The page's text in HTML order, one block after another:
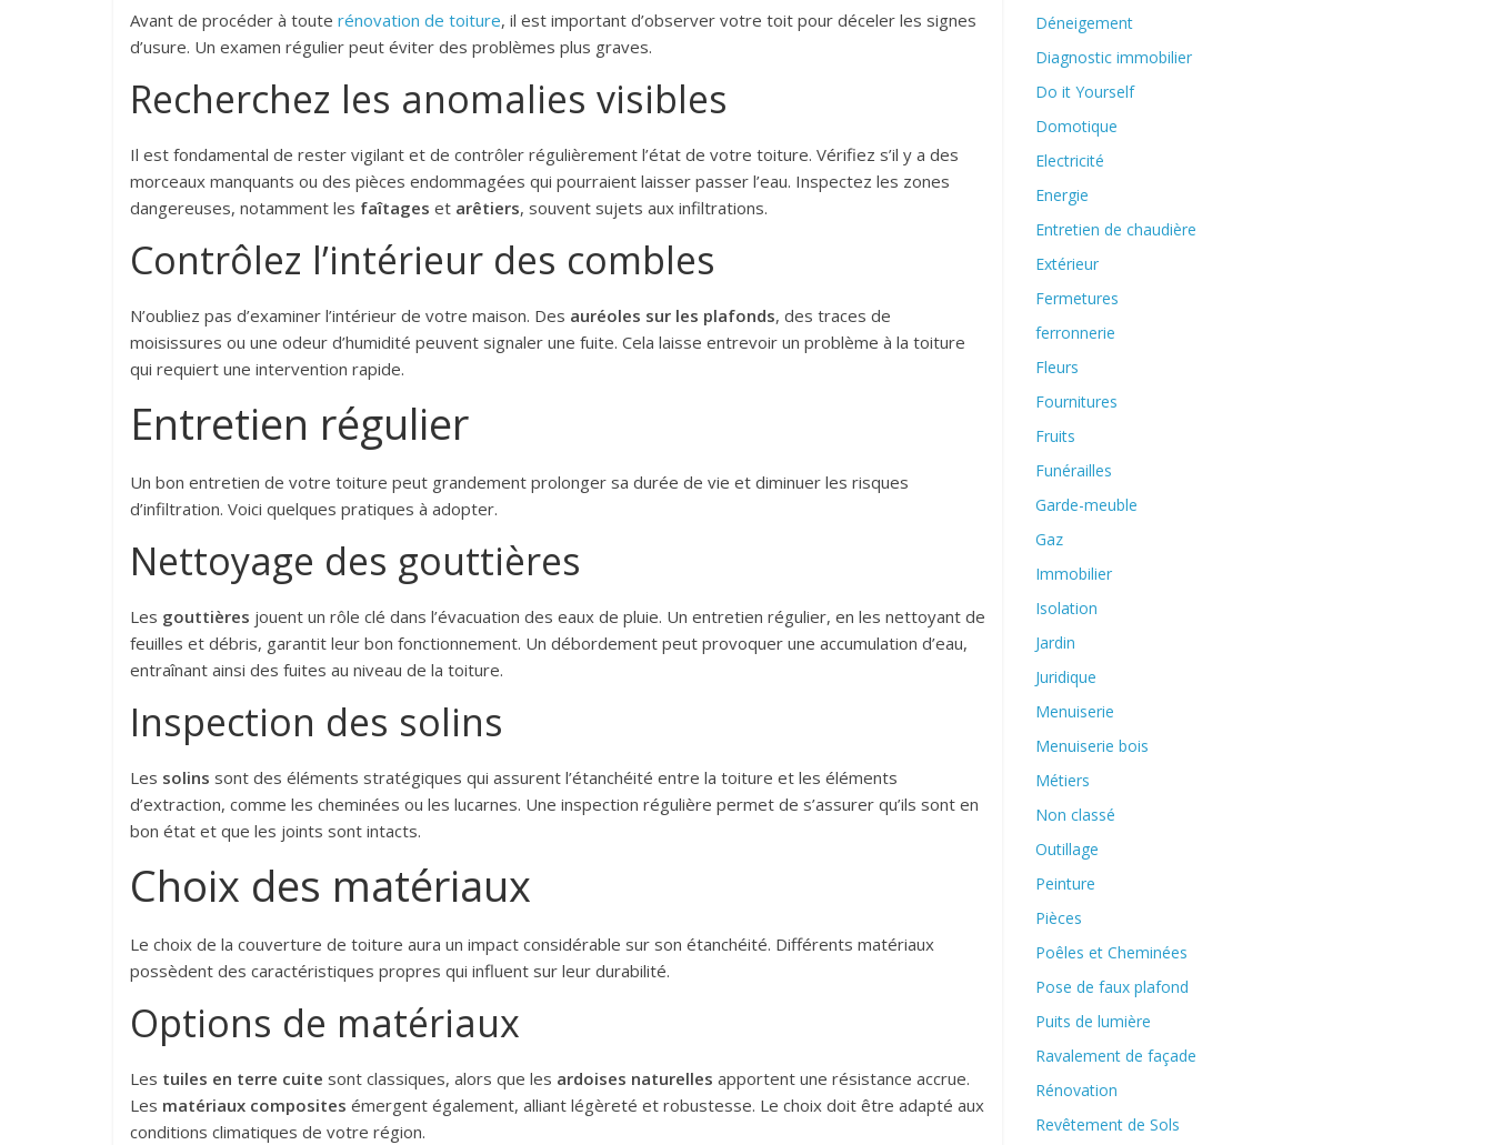
Avant de procéder à toute rénovation de toiture, il est important d’observer votre toit pour déceler les signes
d’usure. Un examen régulier peut éviter des problèmes plus graves.
Recherchez les anomalies visibles
Il est fondamental de rester vigilant et de contrôler régulièrement l’état de votre toiture. Vérifiez s’il y a des
morceaux manquants ou des pièces endommagées qui pourraient laisser passer l’eau. Inspectez les zones
dangereuses, notamment les faîtages et arêtiers, souvent sujets aux infiltrations.
Contrôlez l’intérieur des combles
N’oubliez pas d’examiner l’intérieur de votre maison. Des auréoles sur les plafonds, des traces de
moisissures ou une odeur d’humidité peuvent signaler une fuite. Cela laisse entrevoir un problème à la toiture
qui requiert une intervention rapide.
Entretien régulier
Un bon entretien de votre toiture peut grandement prolonger sa durée de vie et diminuer les risques
d’infiltration. Voici quelques pratiques à adopter.
Nettoyage des gouttières
Les gouttières jouent un rôle clé dans l’évacuation des eaux de pluie. Un entretien régulier, en les nettoyant de
feuilles et débris, garantit leur bon fonctionnement. Un débordement peut provoquer une accumulation d’eau,
entraînant ainsi des fuites au niveau de la toiture.
Inspection des solins
Les solins sont des éléments stratégiques qui assurent l’étanchéité entre la toiture et les éléments
d’extraction, comme les cheminées ou les lucarnes. Une inspection régulière permet de s’assurer qu’ils sont en
bon état et que les joints sont intacts.
Choix des matériaux
Le choix de la couverture de toiture aura un impact considérable sur son étanchéité. Différents matériaux
possèdent des caractéristiques propres qui influent sur leur durabilité.
Options de matériaux
Les tuiles en terre cuite sont classiques, alors que les ardoises naturelles apportent une résistance accrue.
Les matériaux composites émergent également, alliant légèreté et robustesse. Le choix doit être adapté aux
conditions climatiques de votre région.
Déneigement
Diagnostic immobilier
Do it Yourself
Domotique
Electricité
Energie
Entretien de chaudière
Extérieur
Fermetures
ferronnerie
Fleurs
Fournitures
Fruits
Funérailles
Garde-meuble
Gaz
Immobilier
Isolation
Jardin
Juridique
Menuiserie
Menuiserie bois
Métiers
Non classé
Outillage
Peinture
Pièces
Poêles et Cheminées
Pose de faux plafond
Puits de lumière
Ravalement de façade
Rénovation
Revêtement de Sols